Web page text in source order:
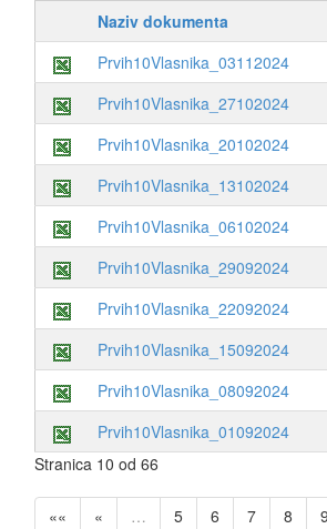
Naziv dokumenta
Prvih10Vlasnika_03112024
Prvih10Vlasnika_27102024
Prvih10Vlasnika_20102024
Prvih10Vlasnika_13102024
Prvih10Vlasnika_06102024
Prvih10Vlasnika_29092024
Prvih10Vlasnika_22092024
Prvih10Vlasnika_15092024
Prvih10Vlasnika_08092024
Prvih10Vlasnika_01092024
Stranica 10 od 66
«« « … 5 6 7 8 9